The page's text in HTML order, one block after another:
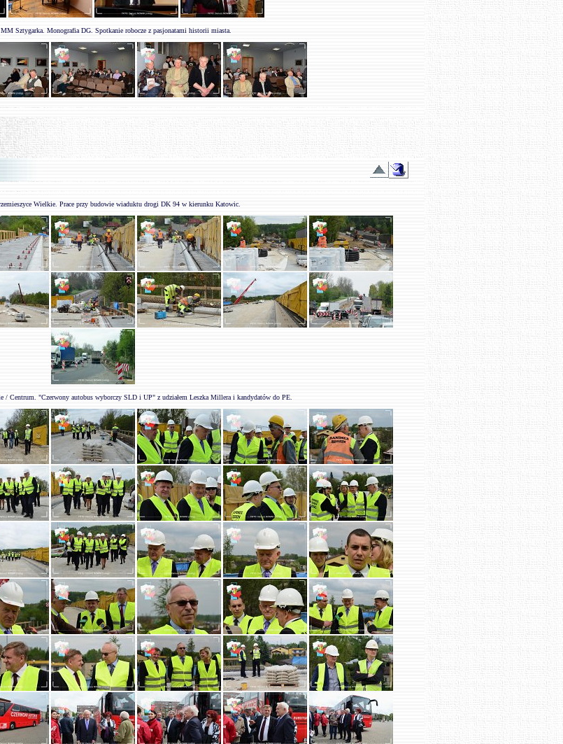
Sztygarka. Monografia DG. Spotkanie robocze z pasjonatami historii miasta.
Wielkie. Prace przy budowie wiaduktu drogi DK 94 w kierunku Katowic.
/ Centrum. "Czerwony autobus wyborczy SLD i UP" z udziałem Leszka Millera i kandydatów do PE.